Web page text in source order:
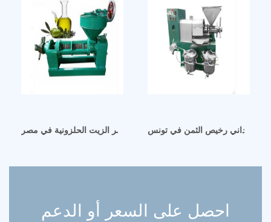
آلة عصر الزيت الحلزونية في مصر السوداني رخيص الثمن في تونس
احصل على السعر أو الدعم